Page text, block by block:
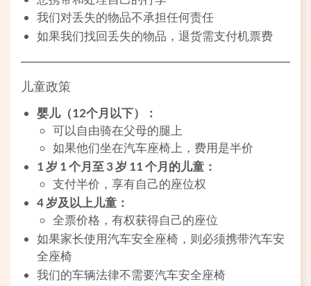
我们对丢失的物品不承担任何责任
如果我们找回丢失的物品，退货需支付机票费
儿童政策
婴儿（12个月以下）：
可以自由骑在父母的腿上
如果他们坐在汽车座椅上，费用是半价
1 岁 1 个月至 3 岁 11 个月的儿童：
支付半价，享有自己的座位权
4 岁及以上儿童：
全票价格，有权获得自己的座位
如果家长使用汽车安全座椅，则必须携带汽车安
全座椅
我们的车辆法律不需要汽车安全座椅